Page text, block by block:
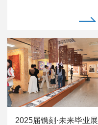
2025届镌刻·未来毕业展